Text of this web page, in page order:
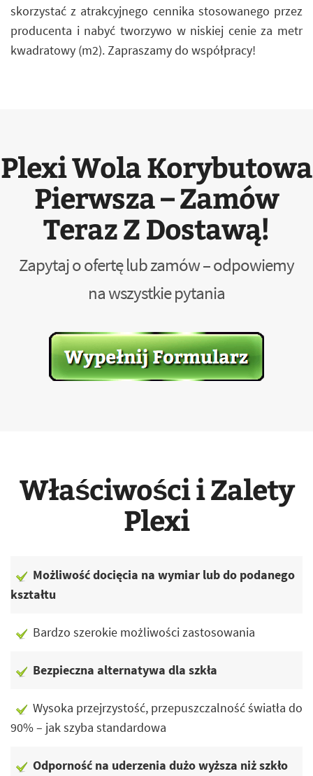
skorzystać z atrakcyjnego cennika stosowanego przez
producenta i nabyć tworzywo w niskiej cenie za metr
kwadratowy (m2). Zapraszamy do współpracy!
Plexi Wola Korybutowa
Pierwsza – Zamów
Teraz Z Dostawą!
Zapytaj o ofertę lub zamów – odpowiemy
na wszystkie pytania
Właściwości i Zalety
Plexi
Możliwość docięcia na wymiar lub do podanego
kształtu
Bardzo szerokie możliwości zastosowania
Bezpieczna alternatywa dla szkła
Wysoka przejrzystość, przepuszczalność światła do
90% – jak szyba standardowa
Odporność na uderzenia dużo wyższa niż szkło